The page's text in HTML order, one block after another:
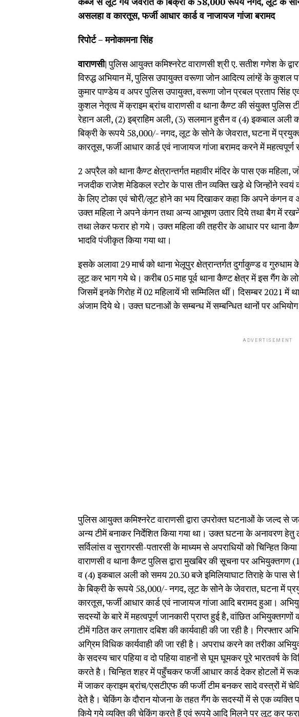
असलहा व कारतूस, फर्जी आधार कार्ड व नाजायज गांजा बरामद
रिपोर्ट – मनोकामना सिंह
वाराणसी|पुलिस आयुक्त कमिश्नरेट वाराणसी श्री ए. सतीश गणेश के
विरुद्ध अभियान में, पुलिस उपायुक्त वरूणा जोन आदित्य लांग्हें के कुशल
कुमार पाण्डेय व अपर पुलिस उपायुक्त, वरूणा जोन प्रबल प्रताप
कुशल नेतृत्व में क्राइम ब्रांच वाराणसी व थाना कैण्ट की संयुक्त पुलिस
रेहान अली, (2) इब्राहिम अली, (3) सलमान हुसैन व (4) इकबाल
बिक्री के रूपये 58,000/- नगद, लूट के सोने के जेवरात, घटना में प्रयुक्त
कारतूस, फर्जी आधार कार्ड एवं नाजायज गांजा बरामद करने में महत्वपूर्ण
2 अप्रैल को थाना कैण्ट क्षेत्रान्तर्गत महावीर मंदिर के पास एक महिला,
नजदीक राजेश मेडिकल स्टोर के पास तीन व्यक्ति खड़े थे जिन्होंने स्वयं
के लिए टोका एवं चोरी/लूट होने का भय दिखाकर कहा कि अपने कंगन
उक्त महिला ने अपने कंगन तथा अन्य आभूषण उतार दिये तथा बैग में
तथा लेकर फरार हो गये। उक्त महिला की तहरीर के आधार पर थाना
भादवि पंजीकृत किया गया था।
इसके अलावा 29 मार्च को थाना भेलूपुर क्षेत्रान्तर्गत दुर्गाकुण्ड व
लूट कर भाग गये थे। करीब 05 माह पूर्व थाना कैण्ट क्षेत्र में इस गैंग के
जिसमें इनके गिरोह में 02 महिलायें भी सम्मिलित थीं। दिसम्बर 2021 में
अंजाम दिये थे। उक्त घटनाओं के सम्बन्ध में सम्बन्धित थानों पर अभियोग
ADVERTISEMENT
पुलिस आयुक्त कमिश्नरेट वाराणसी द्वारा उपरोक्त घटनाओं के जल्द से
अन्य टीमें बनाकर निर्देशित किया गया था। उक्त घटना के अनावरण हेतु
सर्विलांस व सुरागरसी-पतारसी के माध्यम से अपराधियों को चिन्हित
वाराणसी व थाना कैण्ट पुलिस द्वारा मुखबिर की सूचना पर
व (4) इकबाल अली को समय 20.30 बजे इमिलियाघाट तिराहे के पास
के बिक्री के रूपये 58,000/- नगद, लूट के सोने के जेवरात, घटना में
कारतूस, फर्जी आधार कार्ड एवं नाजायज गांजा आदि बरामद हुआ।
सदस्यों के बारे में महत्वपूर्ण जानकारी प्राप्त हुई है, वांछित अभियुक्तगणों
टीमें गठित कर लगातार दबिश की कार्यवाही की जा रही है। गिरफ्तार
अग्रिम विधिक कार्यवाही की जा रही है। अपराध करने का तरीका
के सदस्य चार पहिया व दो पहिया वाहनों से घूम घूमकर पूरे भारतवर्ष के
करते है। चिन्हित शहर में पहुँचकर फर्जी आधार कार्ड देकर होटलों में
में जाकर क्राइम ब्रांच/एसटीएफ की फर्जी टीम बनकर सादे वस्त्रों में
देते है। चेकिंग के दौरान योजना के तहत गैंग के सदस्यों में से एक व्यक्ति
किये गये व्यक्ति की चेकिंग करते हैं एवं रूपये आदि मिलने पर लूट कर